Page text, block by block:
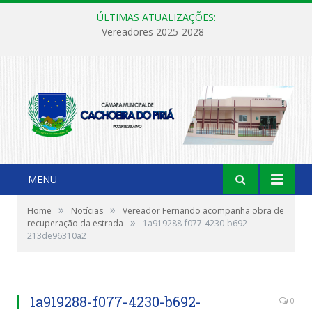
ÚLTIMAS ATUALIZAÇÕES:
Vereadores 2025-2028
MENU
Home » Notícias »
Vereador Fernando acompanha obra de
recuperação da estrada
»
1a919288-f077-4230-b692-
213de96310a2
1a919288-f077-4230-b692- 0